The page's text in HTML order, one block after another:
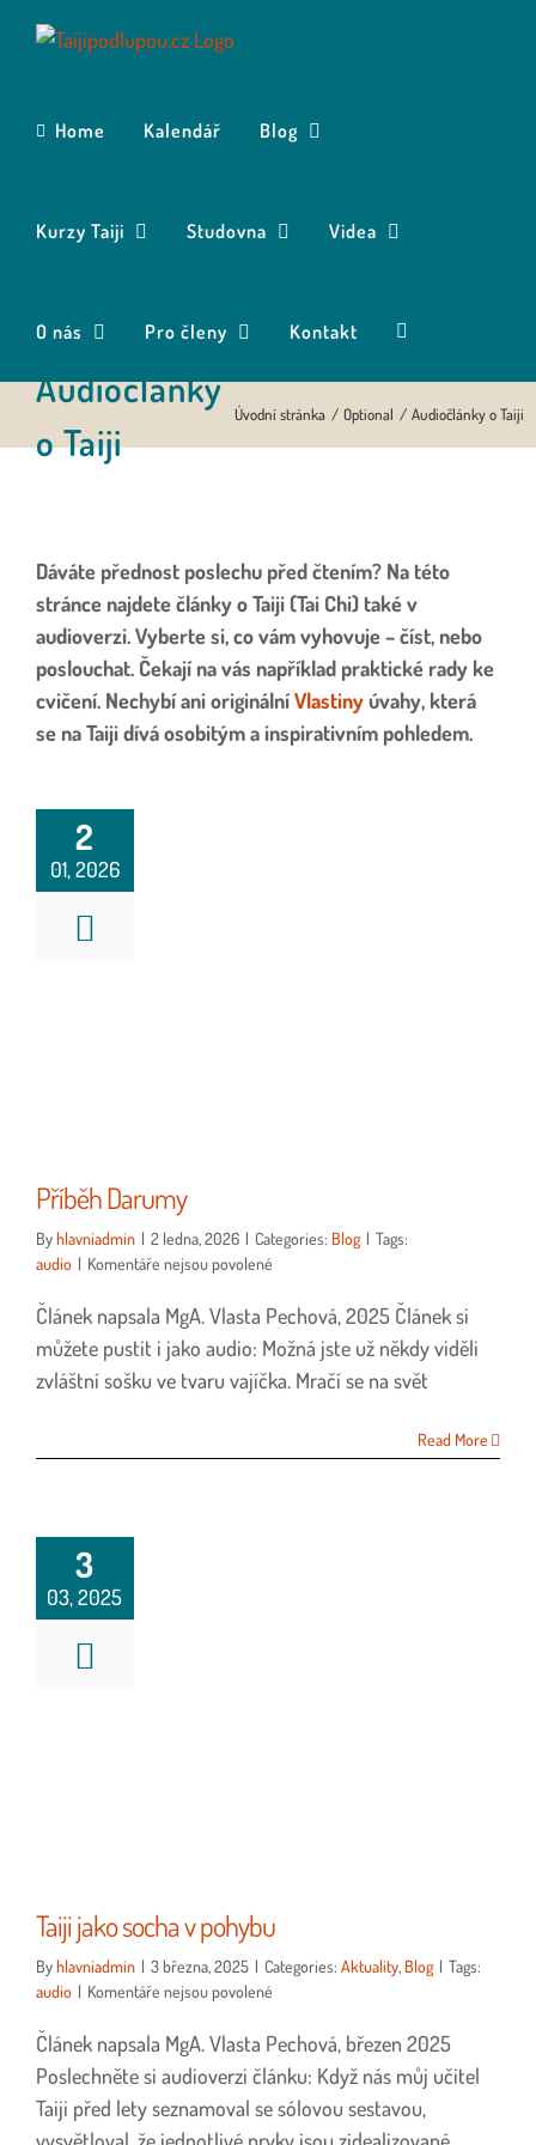
Home Kalendář Blog
Kurzy Taiji Studovna Videa
O nás Pro členy Kontakt
Audiočlánky
o Taiji
Úvodní stránka Optional Audiočlánky o Taiji
Dáváte přednost poslechu před čtením? Na této
stránce najdete články o Taiji (Tai Chi) také v
audioverzi. Vyberte si, co vám vyhovuje – číst, nebo
poslouchat. Čekají na vás například praktické rady ke
cvičení. Nechybí ani originálníVlastinyúvahy, která
se na Taiji dívá osobitým a inspirativním pohledem.
2
01, 2026
Příběh Darumy
Byhlavniadmin | 2 ledna, 2026 | Categories: Blog | Tags:
audio | Komentáře nejsou povolenéu
s
názvem
Příběh
Darumy
Článek napsala MgA. Vlasta Pechová, 2025 Článek si
můžete pustit i jako audio: Možná jste už někdy viděli
zvláštní sošku ve tvaru vajíčka. Mračí se na svět
Read More
3
03, 2025
Taiji jako socha v pohybu
Byhlavniadmin | 3 března, 2025 | Categories: Aktuality, Blog | Tags:
audio | Komentáře nejsou povolenéu
s
názvem
Taiji
jako
socha
Článek napsala MgA. Vlasta Pechová, březen 2025
Poslechněte si audioverzi článku: Když nás můj učitel
Taiji před lety seznamoval se sólovou sestavou,